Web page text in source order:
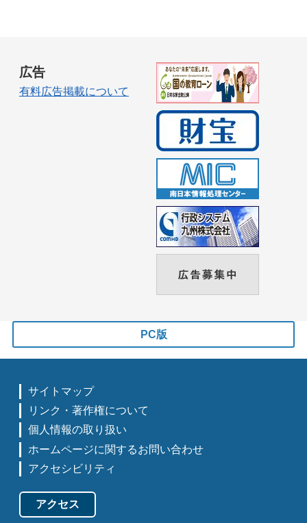
広告
有料広告掲載について
PC版
サイトマップ
リンク・著作権について
個人情報の取り扱い
ホームページに関するお問い合わせ
アクセシビリティ
アクセス